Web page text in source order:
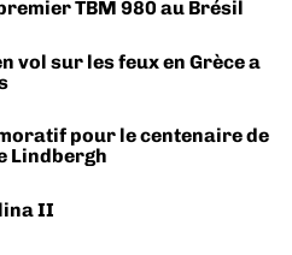
TBM 980 au Brésil
vol sur les feux en Grèce a
pour le centenaire de
Lindbergh
II